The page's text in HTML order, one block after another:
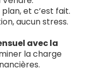
et c’est fait.
aucun stress.
avec la
la charge